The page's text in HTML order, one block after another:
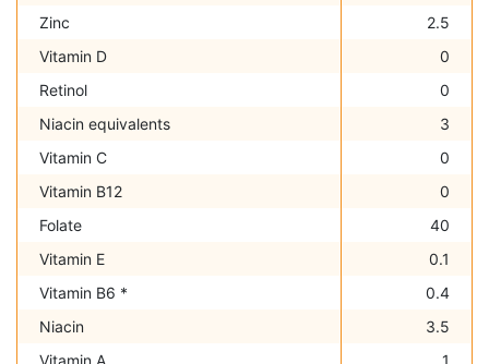
Zinc
2.5
Vitamin D
0
Retinol
0
Niacin equivalents
3
Vitamin C
0
Vitamin B12
0
Folate
40
Vitamin E
0.1
Vitamin B6 *
0.4
Niacin
3.5